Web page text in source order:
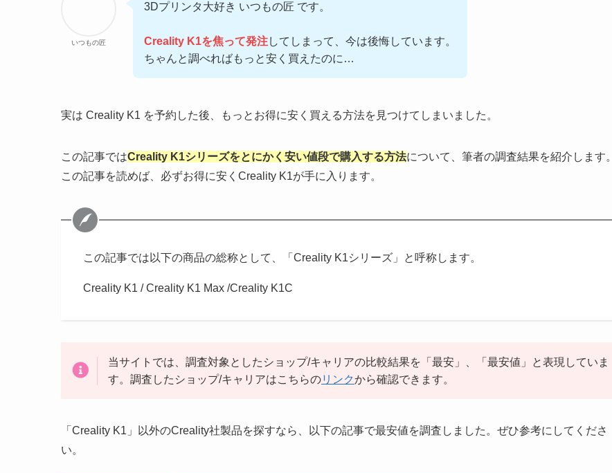
いつもの匠
3Dプリンタ大好き いつもの匠 です。
Creality K1を焦って発注してしまって、今は後悔しています。
ちゃんと調べればもっと安く買えたのに…
実は Creality K1 を予約した後、もっとお得に安く買える方法を見つけてしまいました。
この記事ではCreality K1シリーズをとにかく安い値段で購入する方法について、筆者の調査結果を紹介します。
この記事を読めば、必ずお得に安くCreality K1が手に入ります。
この記事では以下の商品の総称として、「Creality K1シリーズ」と呼称します。
Creality K1 / Creality K1 Max /Creality K1C
当サイトでは、調査対象としたショップ/キャリアの比較結果を「最安」、「最安値」と表現していま
す。調査したショップ/キャリアはこちらのリンクから確認できます。
「Creality K1」以外のCreality社製品を探すなら、以下の記事で最安値を調査しました。ぜひ参考にしてくださ
い。